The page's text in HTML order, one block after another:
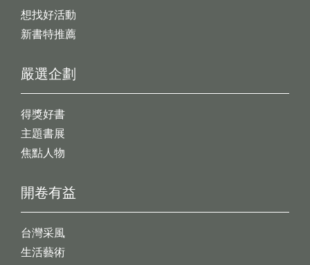
想找好活動
新書特推薦
開卷有益
台灣采風
生活藝術
嚴選企劃
得獎好書
主題書展
焦點人物